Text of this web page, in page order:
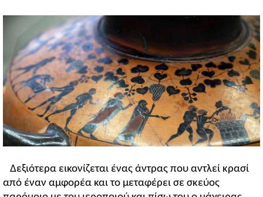
Δεξιότερα εικονίζεται ένας άντρας που αντλεί κρασί
από έναν αμφορέα και το μεταφέρει σε σκεύος